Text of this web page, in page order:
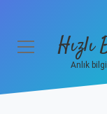
menüyüHızlı
Anlık